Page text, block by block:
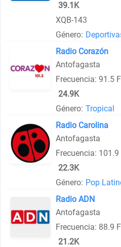
39.1K
XQB-143
Género:
Radio Corazón
Antofagasta
Frecuencia: 91.5
24.9K
Género: Tropical
Radio Carolina
Antofagasta
Frecuencia: 101.9
22.3K
Género: Pop
Radio ADN
Antofagasta
Frecuencia: 88.9
21.2K